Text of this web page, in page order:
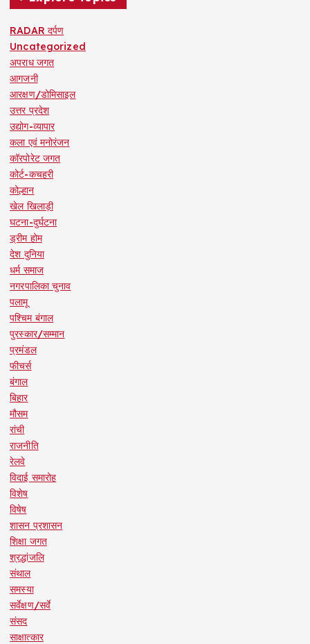
RADAR दर्पण
Uncategorized
अपराध जगत
आगजनी
आरक्षण/डोमिसाइल
उत्तर प्रदेश
उद्योग-व्यापार
कला एवं मनोरंजन
कॉरपोरेट जगत
कोर्ट-कचहरी
कोल्हान
खेल खिलाड़ी
घटना-दुर्घटना
ड्रीम होम
देश दुनिया
धर्म समाज
नगरपालिका चुनाव
पलामू
पश्चिम बंगाल
पुरस्कार/सम्मान
प्रमंडल
फीचर्स
बंगाल
बिहार
मौसम
रांची
राजनीति
रेलवे
विदाई समारोह
विशेष
विषेष
शासन प्रशासन
शिक्षा जगत
श्रद्धांजलि
संथाल
समस्या
सर्वेक्षण/सर्वे
संसद
साक्षात्कार